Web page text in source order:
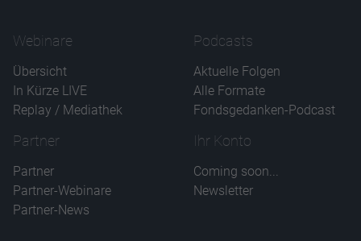
Webinare
Übersicht
In Kürze LIVE
Replay / Mediathek
Podcasts
Aktuelle Folgen
Alle Formate
Fondsgedanken-Podcast
Partner
Partner
Partner-Webinare
Partner-News
Ihr Konto
Coming soon...
Newsletter